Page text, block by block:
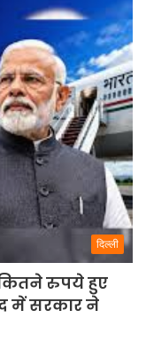
दिल्ली
कितने रुपये हुए
में सरकार ने